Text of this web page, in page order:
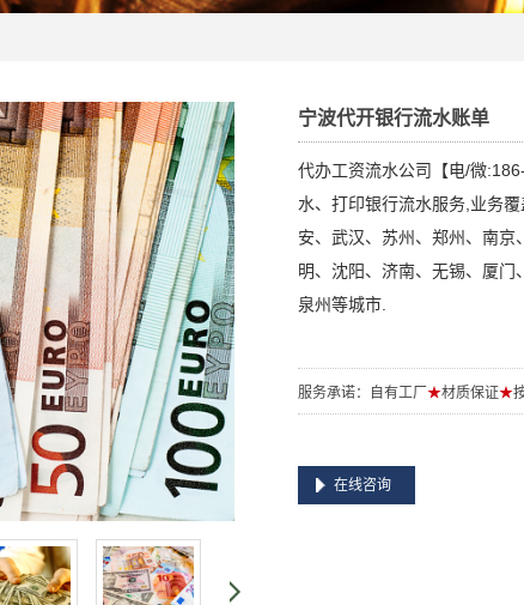
宁波代开银行流水账单
代办工资流水公司【电/微
水、打印银行流水服务,业务
安、武汉、苏州、郑州、南
明、沈阳、济南、无锡、厦门
泉州等城市.
服务承诺：自有工厂 ★材质保证★
在线咨询